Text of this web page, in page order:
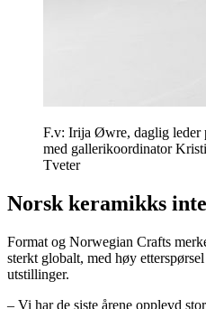
F.v: Irija Øwre, daglig leder
med gallerikoordinator
Tveter
Norsk keramikks
Format og Norwegian Crafts
sterkt globalt, med høy
utstillinger.
– Vi har de siste årene opplevd